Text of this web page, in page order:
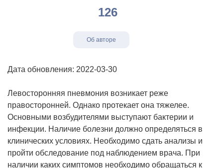
126
Об авторе
Дата обновления: 2022-03-30
Левосторонняя пневмония возникает реже
правосторонней. Однако протекает она тяжелее.
Основными возбудителями выступают бактерии и
инфекции. Наличие болезни должно определяться в
клинических условиях. Необходимо сдать анализы и
пройти обследование под наблюдением врача. При
наличии каких симптомов необходимо обращаться к